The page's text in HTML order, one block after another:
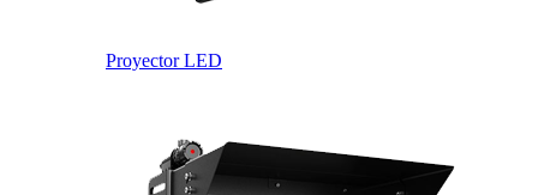
Proyector LED